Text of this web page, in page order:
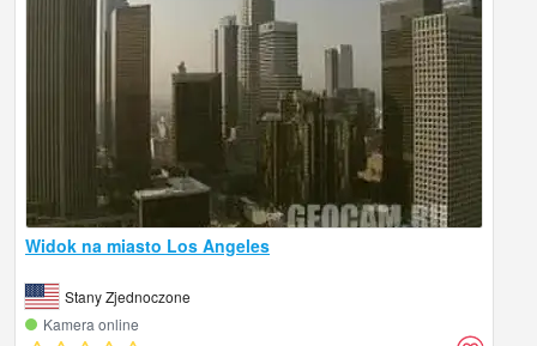
Widok na miasto Los Angeles
Stany Zjednoczone
Kamera online